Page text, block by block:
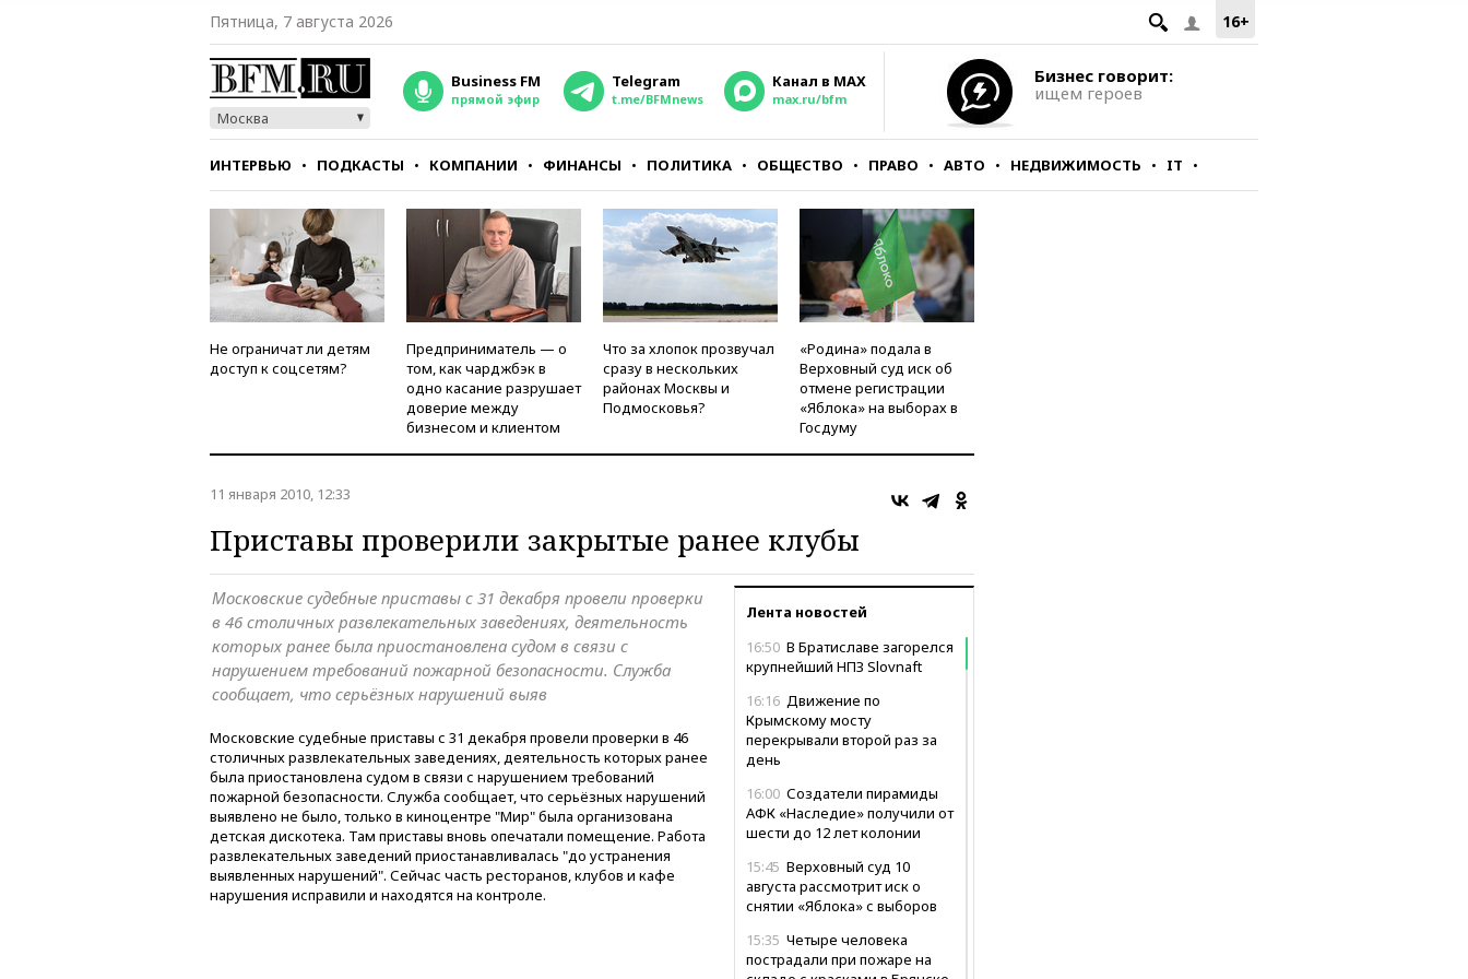
16+
Пятница, 7 августа 2026
Москва
Business FM
прямой эфир
Telegram
t.me/BFMnews
Канал в MAX
max.ru/bfm
Бизнес говорит:
ищем героев
ИНТЕРВЬЮ ПОДКАСТЫ КОМПАНИИ ФИНАНСЫ ПОЛИТИКА ОБЩЕСТВО ПРАВО АВТО НЕДВИЖИМОСТЬ IT
СТИЛЬ ТЕСТЫ
Не ограничат ли детям
доступ к соцсетям?
Предприниматель — о
том, как чарджбэк в
одно касание разрушает
доверие между
бизнесом и клиентом
Что за хлопок прозвучал
сразу в нескольких
районах Москвы и
Подмосковья?
«Родина» подала в
Верховный суд иск об
отмене регистрации
«Яблока» на выборах в
Госдуму
11 января 2010, 12:33
Приставы проверили закрытые ранее клубы
Лента новостей
16:50 В Братиславе загорелся
крупнейший НПЗ Slovnaft
16:16 Движение по
Крымскому мосту
перекрывали второй раз за
день
16:00 Создатели пирамиды
АФК «Наследие» получили от
шести до 12 лет колонии
15:45 Верховный суд 10
августа рассмотрит иск о
снятии «Яблока» с выборов
15:35 Четыре человека
пострадали при пожаре на
Московские судебные приставы с 31 декабря провели проверки
в 46 столичных развлекательных заведениях, деятельность
которых ранее была приостановлена судом в связи с
нарушением требований пожарной безопасности. Служба
сообщает, что серьёзных нарушений выяв
Московские судебные приставы с 31 декабря провели проверки в 46
столичных развлекательных заведениях, деятельность которых ранее
была приостановлена судом в связи с нарушением требований
пожарной безопасности. Служба сообщает, что серьёзных нарушений
выявлено не было, только в киноцентре "Мир" была организована
детская дискотека. Там приставы вновь опечатали помещение. Работа
развлекательных заведений приостанавливалась "до устранения
выявленных нарушений". Сейчас часть ресторанов, клубов и кафе
нарушения исправили и находятся на контроле.